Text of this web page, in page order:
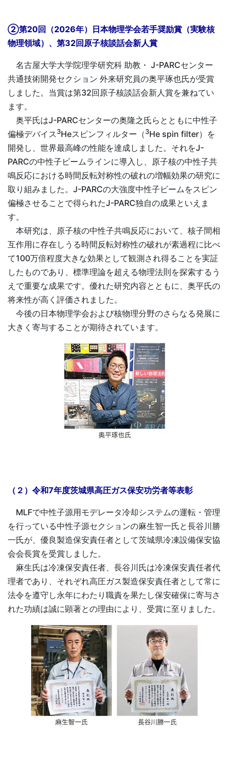
②第20回（2026年）日本物理学会若手奨励賞（実験核
物理領域）、第32回原子核談話会新人賞
名古屋大学大学院理学研究科 助教・ J-PARCセンター
共通技術開発セクション 外来研究員の奥平琢也氏が受賞
しました。当賞は第32回原子核談話会新人賞を兼ねてい
ます。
奥平氏はJ-PARCセンターの奥隆之氏らとともに中性子
偏極デバイス 3Heスピンフィルター（ 3He spin filter）を
開発し、世界最高峰の性能を達成しました。それをJ-
PARCの中性子ビームラインに導入し、原子核の中性子共
鳴反応における時間反転対称性の破れの増幅効果の研究に
取り組みました。J-PARCの大強度中性子ビームをスピン
偏極させることで得られたJ-PARC独自の成果といえま
す。
本研究は、原子核の中性子共鳴反応において、核子間相
互作用に存在しうる時間反転対称性の破れが素過程に比べ
て100万倍程度大きな効果として観測され得ることを実証
したものであり、標準理論を超える物理法則を探索するう
えで重要な成果です。優れた研究内容とともに、奥平氏の
将来性が高く評価されました。
今後の日本物理学会および核物理分野のさらなる発展に
大きく寄与することが期待されています。
（２）令和7年度茨城県高圧ガス保安功労者等表彰
MLFで中性子源用モデレータ冷却システムの運転・管理
を行っている中性子源セクションの麻生智一氏と長谷川勝
一氏が、優良製造保安責任者として茨城県冷凍設備保安協
会会長賞を受賞しました。
麻生氏は冷凍保安責任者、長谷川氏は冷凍保安責任者代
理者であり、それぞれ高圧ガス製造保安責任者として常に
法令を遵守し永年にわたり職責を果たし保安確保に寄与さ
れた功績は誠に顕著との理由により、受賞に至りました。